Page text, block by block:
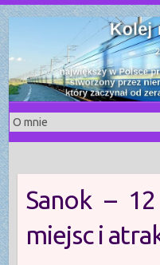
S
k
i
p
t
o
c
o
n
t
e
n
t
Sanok – 12
miejsc i